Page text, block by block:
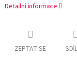
Detailní informace
ZEPTAT SE